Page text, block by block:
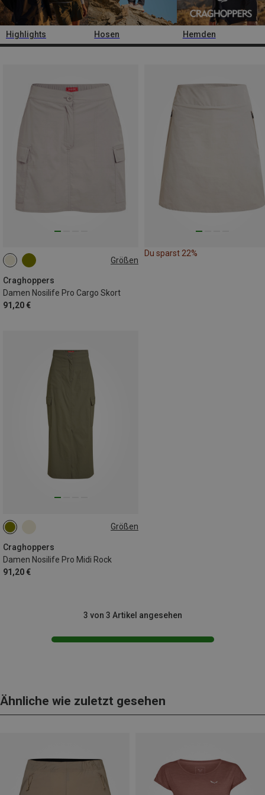
Highlights Hosen Hemden
Größen
Craghoppers
Damen Nosilife Pro Cargo Skort
91,20 €
S M
Du sparst 22%
Größen
Craghoppers
Damen Nosilife Pro Midi Rock
91,20 €
S
S|XS
3 von 3 Artikel angesehen
Ähnliche wie zuletzt gesehen